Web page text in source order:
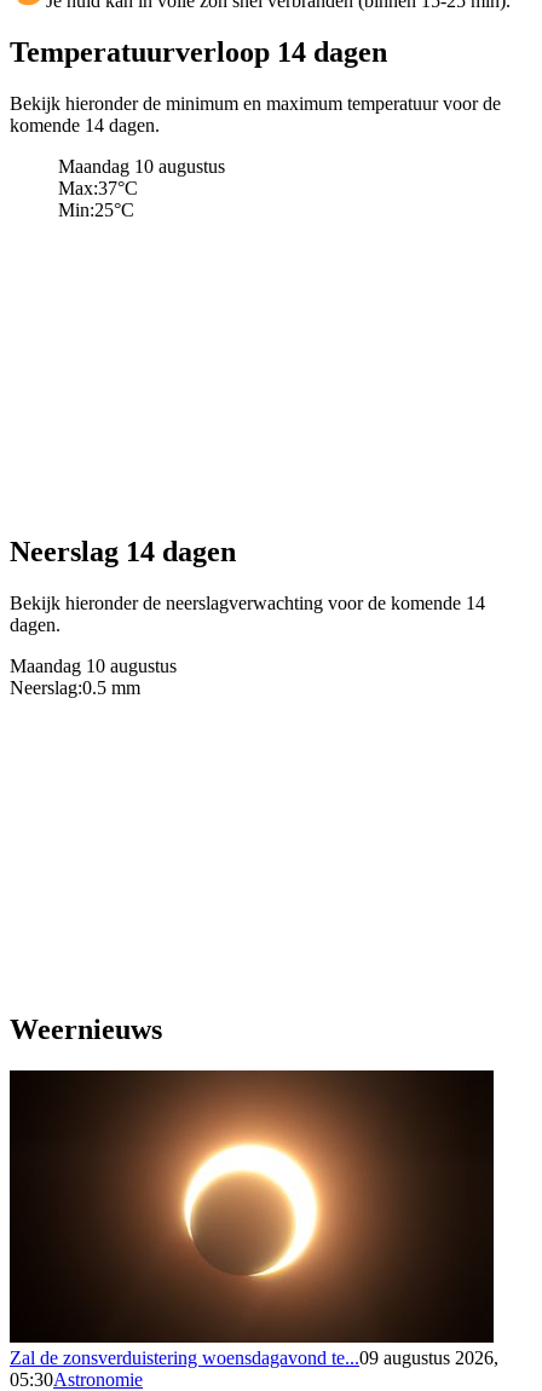
Temperatuurverloop 14 dagen
Bekijk hieronder de minimum en maximum temperatuur voor de
komende 14 dagen.
Maandag 10 augustus
Max:37°C
Min:25°C
Neerslag 14 dagen
Bekijk hieronder de neerslagverwachting voor de komende 14
dagen.
Maandag 10 augustus
Neerslag:0.5 mm
Weernieuws
Zal de zonsverduistering woensdagavond te...09 augustus 2026,
05:30Astronomie